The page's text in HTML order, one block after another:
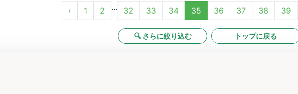
‹ 1 2 ... 32 33 34 35 36 37 38 39
🔍 さらに絞り込む トップに戻る